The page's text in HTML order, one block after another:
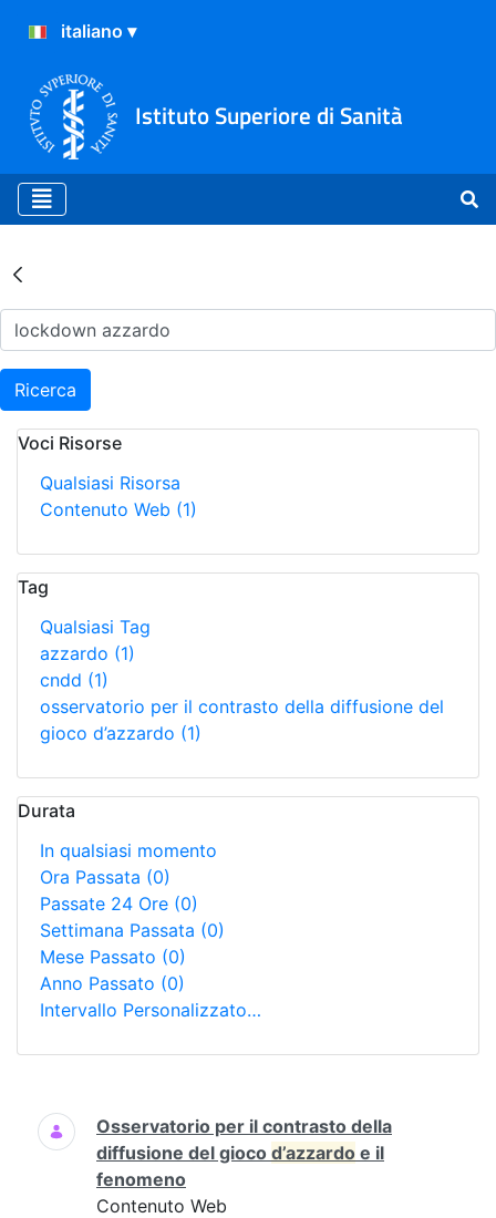
Istituto Superiore di Sanità
Risultati della Ricerca -
Ricerca
Voci Risorse
Qualsiasi Risorsa
Contenuto Web (1)
Tag
Qualsiasi Tag
azzardo (1)
cndd (1)
osservatorio per il contrasto della diffusione del
gioco d’azzardo (1)
Durata
In qualsiasi momento
Ora Passata (0)
Passate 24 Ore (0)
Settimana Passata (0)
Mese Passato (0)
Anno Passato (0)
Intervallo Personalizzato…
Ricerca
Osservatorio per il contrasto della
diffusione del gioco d’azzardo e il
fenomeno
Contenuto Web